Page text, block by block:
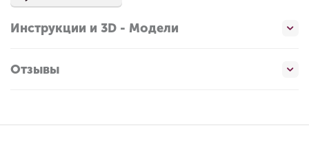
Инструкции и 3D - Модели
Отзывы